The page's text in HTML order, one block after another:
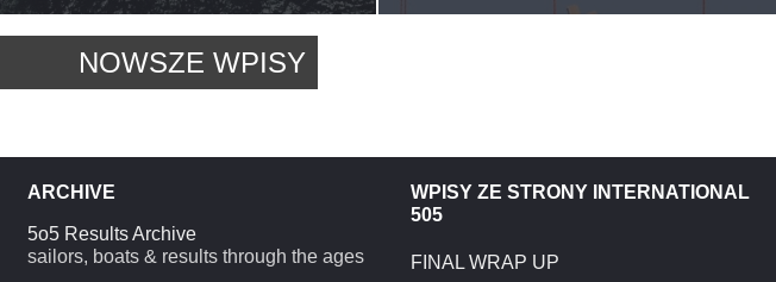
NOWSZE WPISY
ARCHIVE
5o5 Results Archive
sailors, boats & results through the ages
WPISY ZE STRONY INTERNATIONAL
505
FINAL WRAP UP